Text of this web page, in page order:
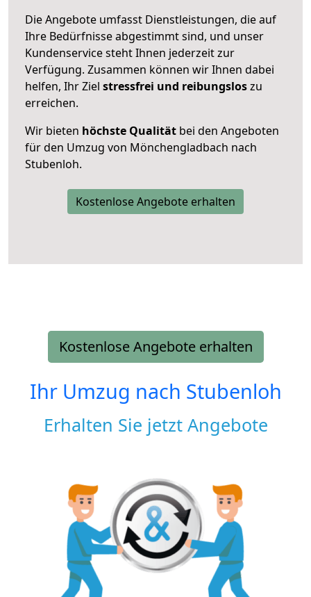
Die Angebote umfasst Dienstleistungen, die auf
Ihre Bedürfnisse abgestimmt sind, und unser
Kundenservice steht Ihnen jederzeit zur
Verfügung. Zusammen können wir Ihnen dabei
helfen, Ihr Ziel stressfrei und reibungsloszu
erreichen.
Wir bieten höchste Qualität bei den Angeboten
für den Umzug von Mönchengladbach nach
Stubenloh.
Kostenlose Angebote erhalten
Kostenlose Angebote erhalten
Ihr Umzug nach Stubenloh
Erhalten Sie jetzt Angebote